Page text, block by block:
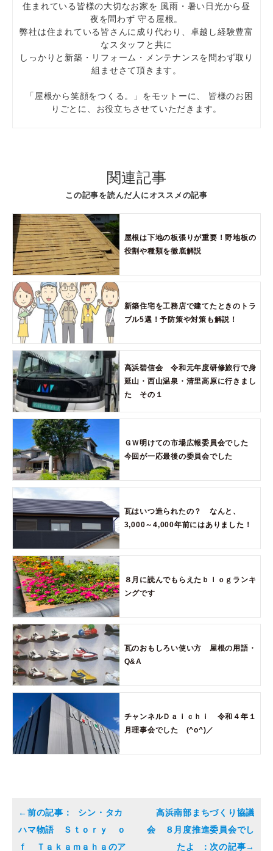
住まれている皆様の大切なお家を 風雨・暑い日光から昼
夜を問わず 守る屋根。
弊社は住まれている皆さんに成り代わり、卓越し経験豊富
なスタッフと共に
しっかりと新築・リフォーム・メンテナンスを問わず取り
組ませさて頂きます。
「屋根から笑顔をつくる。」をモットーに、 皆様のお困
りごとに、お役立ちさせていただきます。
関連記事
この記事を読んだ人にオススメの記事
屋根は下地の板張りが重要！野地板の
役割や種類を徹底解説
新築住宅を工務店で建てたときのトラ
ブル5選！予防策や対策も解説！
高浜碧信会 令和元年度研修旅行で身
延山・西山温泉・清里高原に行きまし
た その１
ＧＷ明けての市場広報委員会でした
今回が一応最後の委員会でした
瓦はいつ造られたの？ なんと、
3,000～4,000年前にはありました！
８月に読んでもらえたｂｌｏｇランキ
ングです
瓦のおもしろい使い方 屋根の用語・
Q&A
チャンネルＤａｉｃｈｉ 令和４年１
月理事会でした (^o^)／
シン・タカ
ハマ物語 Ｓｔｏｒｙ ｏ
ｆ Ｔａｋａｍａｈａのア
高浜南部まちづくり協議
会 ８月度推進委員会でし
たよ